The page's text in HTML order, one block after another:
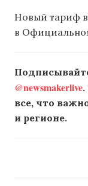
Новый тариф
в
@newsmakerlive
все, что
и регионе.